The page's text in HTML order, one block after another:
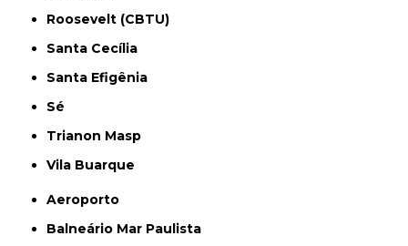
Roosevelt (CBTU)
Santa Cecília
Santa Efigênia
Sé
Trianon Masp
Vila Buarque
Aeroporto
Balneário Mar Paulista